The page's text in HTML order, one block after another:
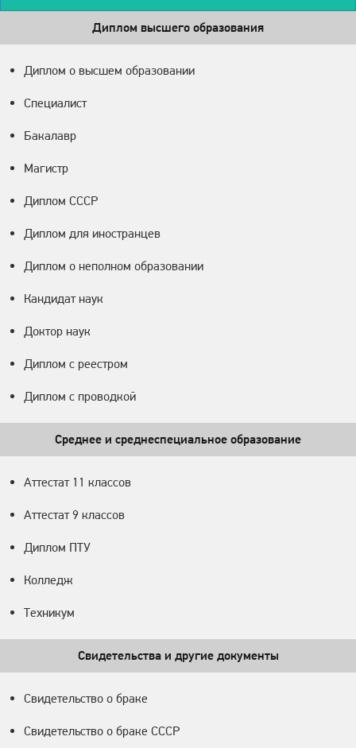
Диплом высшего образования
Диплом о высшем образовании
Специалист
Бакалавр
Магистр
Диплом СССР
Диплом для иностранцев
Диплом о неполном образовании
Кандидат наук
Доктор наук
Диплом с реестром
Диплом с проводкой
Среднее и среднеспециальное образование
Аттестат 11 классов
Аттестат 9 классов
Диплом ПТУ
Колледж
Техникум
Свидетельства и другие документы
Свидетельство о браке
Свидетельство о браке СССР